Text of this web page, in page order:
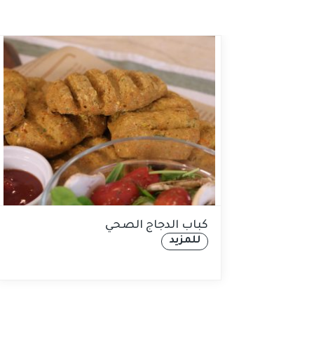
كباب الدجاج الصحي